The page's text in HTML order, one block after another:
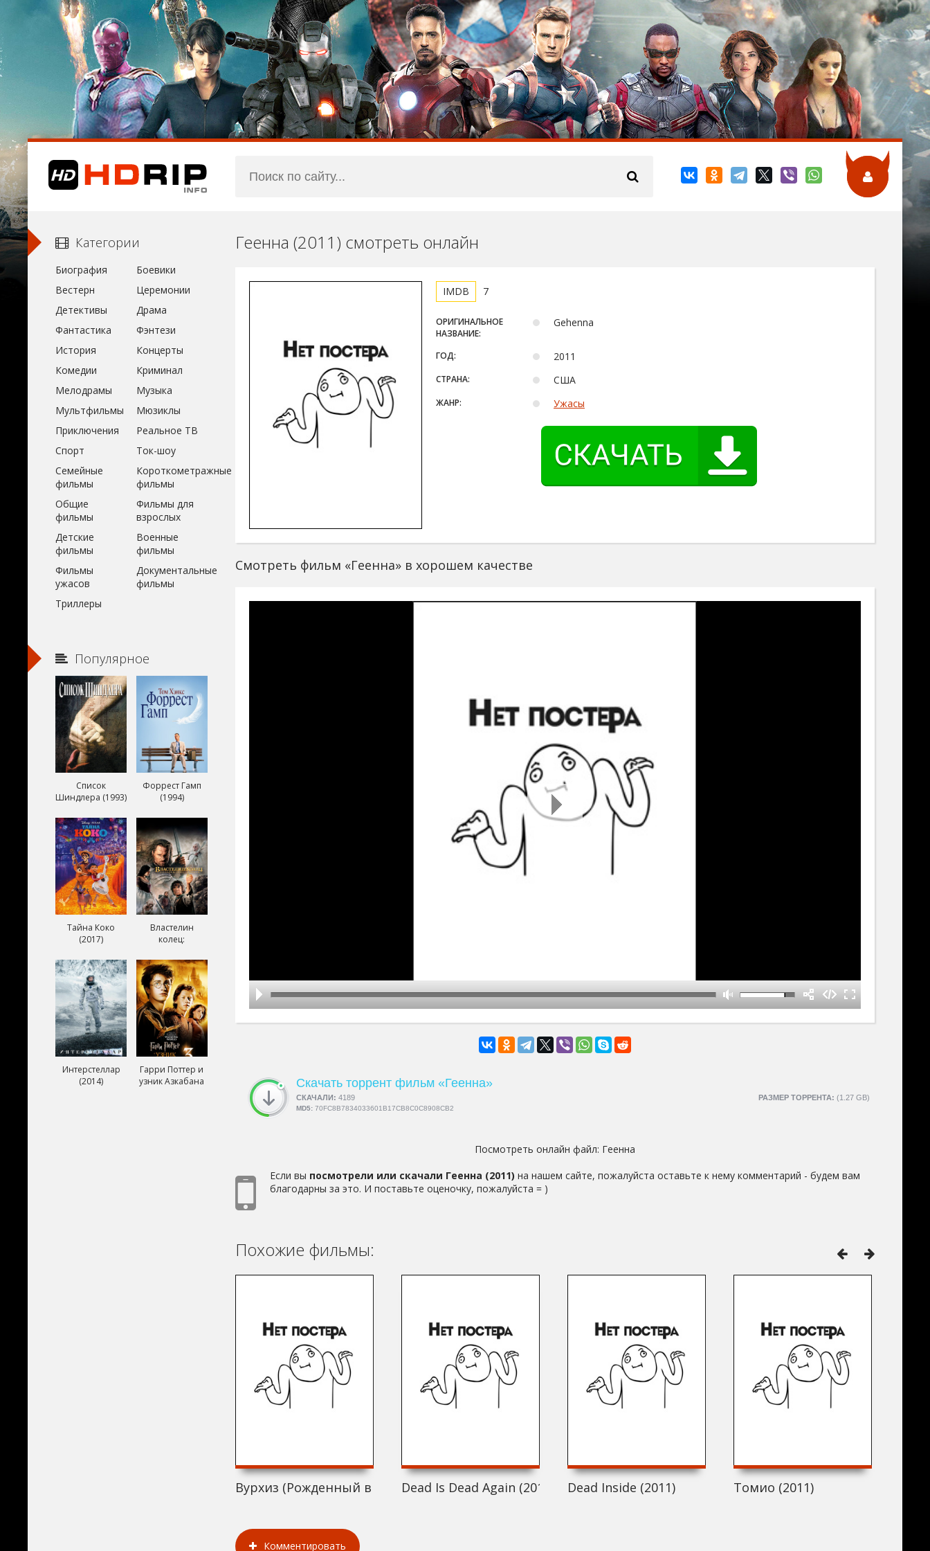
Геенна (2011) смотреть онлайн
7
ОРИГИНАЛЬНОЕ
НАЗВАНИЕ:
Gehenna
ГОД: 2011
СТРАНА: США
ЖАНР: Ужасы
Смотреть фильм «Геенна» в хорошем качестве
Скачать торрент фильм «Геенна»
РАЗМЕР ТОРРЕНТА: (1.27 GB)
СКАЧАЛИ: 4189
MD5: 70FC8B7834033601B17CB8C0C8908CB2
Посмотреть онлайн файл: Геенна
Если вы посмотрели или скачали Геенна (2011) на нашем сайте, пожалуйста оставьте к нему комментарий - будем вам
благодарны за это. И поставьте оценочку, пожалуйста = )
Похожие фильмы:
Вурхиз (Рожденный в пятницу) (2011)Dead Is Dead Again (2011) Dead Inside (2011) Томио (2011)
Комментировать
Категории
Биография
Боевики
Вестерн
Церемонии
Детективы
Драма
Фантастика
Фэнтези
История
Концерты
Комедии
Криминал
Мелодрамы
Музыка
Мультфильмы
Мюзиклы
Приключения
Реальное ТВ
Спорт
Ток-шоу
Семейные
фильмы
Короткометражные
фильмы
Общие
фильмы
Фильмы для
взрослых
Детские
фильмы
Военные
фильмы
Фильмы
ужасов
Документальные
фильмы
Триллеры
Популярное
Список
Шиндлера (1993)
Форрест Гамп
(1994)
Тайна Коко
(2017)
Властелин
колец:
короля (2003)
Интерстеллар
(2014)
Гарри Поттер и
узник Азкабана